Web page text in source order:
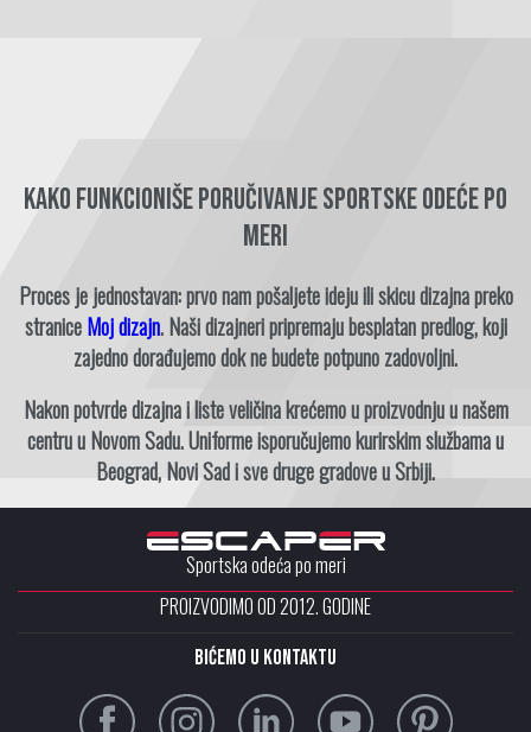
Kako funkcioniše poručivanje sportske odeće po
meri
Proces je jednostavan: prvo nam pošaljete ideju ili skicu dizajna preko
straniceMoj dizajn. Naši dizajneri pripremaju besplatan predlog, koji
zajedno dorađujemo dok ne budete potpuno zadovoljni.
Nakon potvrde dizajna i liste veličina krećemo u proizvodnju u našem
centru u Novom Sadu. Uniforme isporučujemo kurirskim službama u
Beograd, Novi Sad i sve druge gradove u Srbiji.
Sportska odeća po meri
PROIZVODIMO OD 2012. GODINE
Bićemo u kontaktu